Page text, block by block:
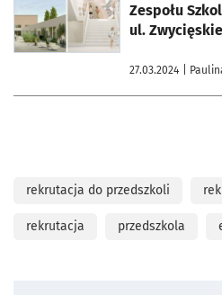
Zespołu
ul.
27.03.2024 |
rekrutacja do przedszkoli
rekrutacja przedszkola